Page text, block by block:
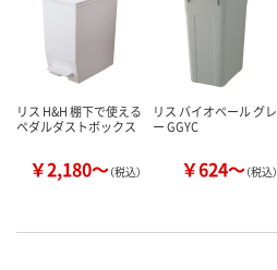
リス H&H 棚下で使える
ペダルダストボックス
￥2,180～（税込）
リス バイオペール グレ
ー GGYC
￥624～（税込）